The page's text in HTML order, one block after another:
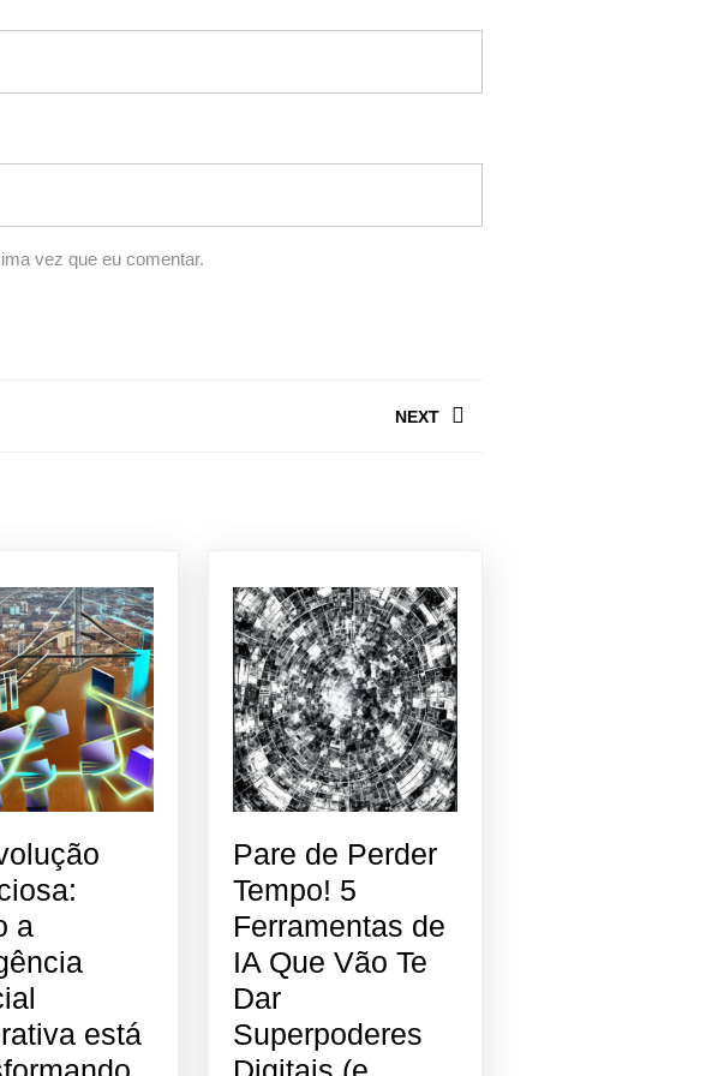
vez que eu comentar.
NEXT
a
está
Pare de Perder
Tempo! 5
Ferramentas de
IA Que Vão Te
Dar
Superpoderes